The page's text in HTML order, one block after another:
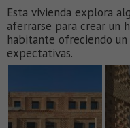
Esta vivienda explora
aferrarse para crear un
habitante ofreciendo
expectativas.